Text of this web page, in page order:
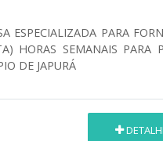
ESPECIALIZADA PARA
HORAS SEMANAIS PARA
DE JAPURÁ